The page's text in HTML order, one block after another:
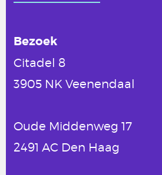
Bezoek
Citadel 8
3905 NK Veenendaal
Oude Middenweg 17
2491 AC Den Haag